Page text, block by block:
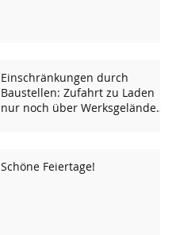
Einschränkungen durch
Baustellen: Zufahrt zu Laden
nur noch über Werksgelände
Schöne Feiertage!